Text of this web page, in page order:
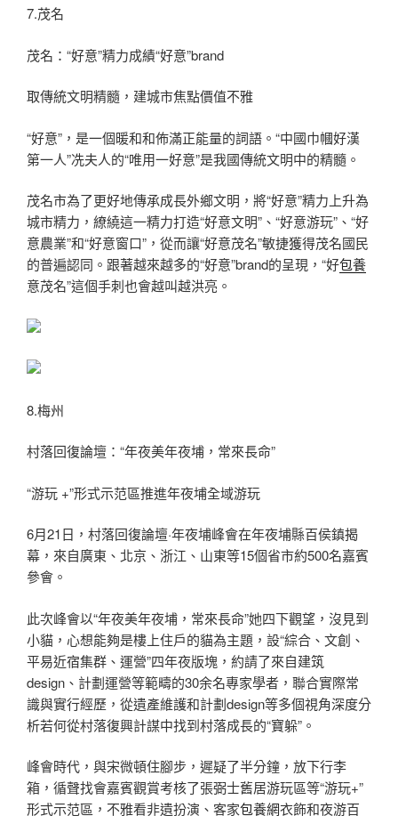
7.茂名
茂名：“好意”精力成績“好意”brand
取傳統文明精髓，建城市焦點價值不雅
“好意”，是一個暖和和佈滿正能量的詞語。“中國巾幗好漢
第一人”冼夫人的“唯用一好意”是我國傳統文明中的精髓。
茂名市為了更好地傳承成長外鄉文明，將“好意”精力上升為
城市精力，繚繞這一精力打造“好意文明”、“好意游玩”、“好
意農業”和“好意窗口”，從而讓“好意茂名”敏捷獲得茂名國民
的普遍認同。跟著越來越多的“好意”brand的呈現，“好包養
意茂名”這個手刺也會越叫越洪亮。
8.梅州
村落回復論壇：“年夜美年夜埔，常來長命”
“游玩 +”形式示范區推進年夜埔全域游玩
6月21日，村落回復論壇·年夜埔峰會在年夜埔縣百侯鎮揭
幕，來自廣東、北京、浙江、山東等15個省市約500名嘉賓
參會。
此次峰會以“年夜美年夜埔，常來長命”她四下觀望，沒見到
小貓，心想能夠是樓上住戶的貓為主題，設“綜合、文創、
平易近宿集群、運營”四年夜版塊，約請了來自建筑
design、計劃運營等範疇的30余名專家學者，聯合實際常
識與實行經歷，從遺產維護和計劃design等多個視角深度分
析若何從村落復興計謀中找到村落成長的“寶躲”。
峰會時代，與宋微頓住腳步，遲疑了半分鐘，放下行李
箱，循聲找會嘉賓觀賞考核了張弼士舊居游玩區等“游玩+”
形式示范區，不雅看非遺扮演、客家包養網衣飾和夜游百